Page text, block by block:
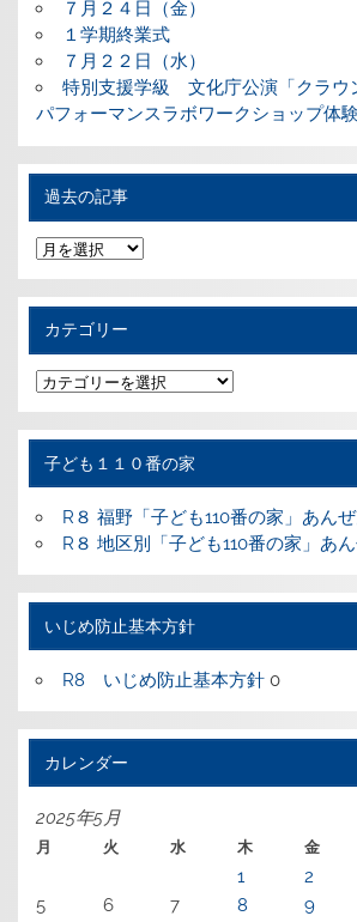
７月２４日（金）
１学期終業式
７月２２日（水）
特別支援学級 文化庁公演「クラウ
パフォーマンスラボワークショップ体験
過去の記事
過
去
の
記
カテゴリー
カ
テ
ゴ
リ
子ども１１０番の家
R８ 福野「子ども110番の家」あん
R８ 地区別「子ども110番の家」あ
いじめ防止基本方針
R8 いじめ防止基本方針0
カレンダー
2025年5月
月 火 水 木 金
1 2
5
6 7 8 9